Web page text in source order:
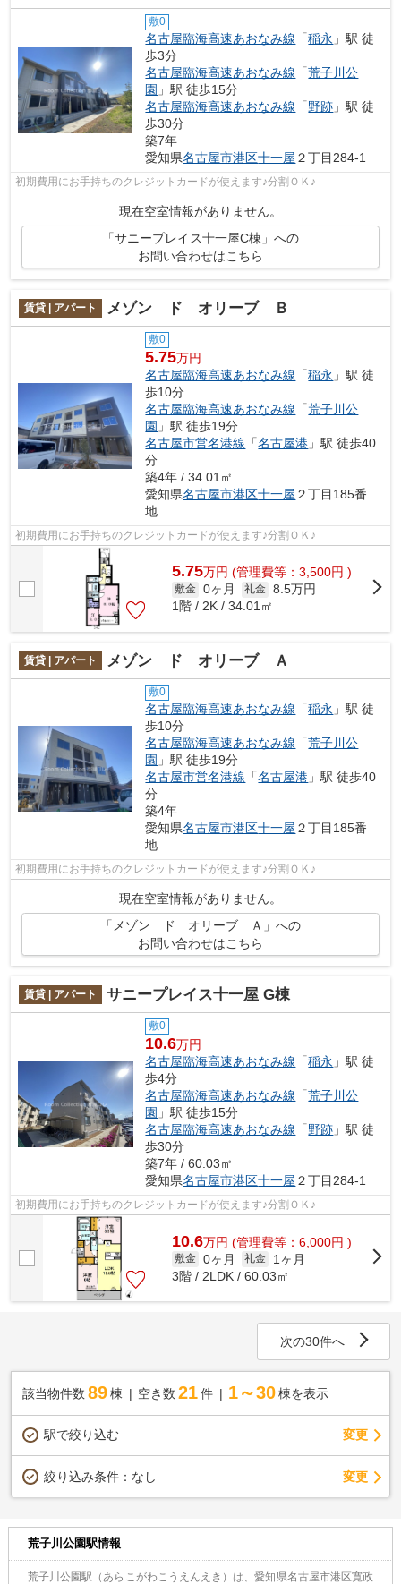
敷0
名古屋臨海高速あおなみ線 「稲永 」駅 徒
歩3分
名古屋臨海高速あおなみ線 「荒子川公
園 」駅 徒歩15分
名古屋臨海高速あおなみ線 「野跡 」駅 徒
歩30分
築7年
愛知県名古屋市港区十一屋 ２丁目284-1
初期費用にお手持ちのクレジットカードが使えます♪分割ＯＫ♪
現在空室情報がありません。
「サニープレイス十一屋C棟」への
お問い合わせはこちら
賃貸 | アパート メゾン ド オリーブ Ｂ
敷0
5.75万円
名古屋臨海高速あおなみ線 「稲永 」駅 徒
歩10分
名古屋臨海高速あおなみ線 「荒子川公
園 」駅 徒歩19分
名古屋市営名港線 「名古屋港 」駅 徒歩40
分
築4年 / 34.01㎡
愛知県名古屋市港区十一屋 ２丁目185番
地
初期費用にお手持ちのクレジットカードが使えます♪分割ＯＫ♪
5.75万円 (管理費等：3,500円 )
敷金 0ヶ月 礼金 8.5万円
1階 / 2K / 34.01㎡
賃貸 | アパート メゾン ド オリーブ Ａ
敷0
名古屋臨海高速あおなみ線 「稲永 」駅 徒
歩10分
名古屋臨海高速あおなみ線 「荒子川公
園 」駅 徒歩19分
名古屋市営名港線 「名古屋港 」駅 徒歩40
分
築4年
愛知県名古屋市港区十一屋 ２丁目185番
地
初期費用にお手持ちのクレジットカードが使えます♪分割ＯＫ♪
現在空室情報がありません。
「メゾン ド オリーブ Ａ」への
お問い合わせはこちら
賃貸 | アパート サニープレイス十一屋 G棟
敷0
10.6万円
名古屋臨海高速あおなみ線 「稲永 」駅 徒
歩4分
名古屋臨海高速あおなみ線 「荒子川公
園 」駅 徒歩15分
名古屋臨海高速あおなみ線 「野跡 」駅 徒
歩30分
築7年 / 60.03㎡
愛知県名古屋市港区十一屋 ２丁目284-1
初期費用にお手持ちのクレジットカードが使えます♪分割ＯＫ♪
10.6万円 (管理費等：6,000円 )
敷金 0ヶ月 礼金
1ヶ月
3階 / 2LDK / 60.03㎡
次の30件へ
該当物件数 89棟 空き数 21 件 1～30 棟を表示
駅で絞り込む 変更
絞り込み条件： なし 変更
荒子川公園駅情報
荒子川公園駅（あらこがわこうえんえき）は、愛知県名古屋市港区寛政